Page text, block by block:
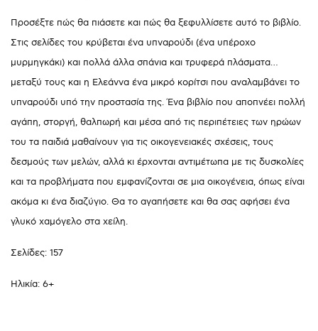
Προσέξτε πώς θα πιάσετε και πώς θα ξεφυλλίσετε αυτό το βιβλίο.
Στις σελίδες του κρύβεται ένα υπναρούδι (ένα υπέροχο
μυρμηγκάκι) και πολλά άλλα σπάνια και τρυφερά πλάσματα…
μεταξύ τους και η Ελεάννα ένα μικρό κορίτσι που αναλαμβάνει το
υπναρούδι υπό την προστασία της. Ένα βιβλίο που αποπνέει πολλή
αγάπη, στοργή, θαλπωρή και μέσα από τις περιπέτειες των ηρώων
του τα παιδιά μαθαίνουν για τις οικογενειακές σχέσεις, τους
δεσμούς των μελών, αλλά κι έρχονται αντιμέτωπα με τις δυσκολίες
και τα προβλήματα που εμφανίζονται σε μια οικογένεια, όπως είναι
ακόμα κι ένα διαζύγιο. Θα το αγαπήσετε και θα σας αφήσει ένα
γλυκό χαμόγελο στα χείλη.
Σελίδες: 157
Ηλικία: 6+